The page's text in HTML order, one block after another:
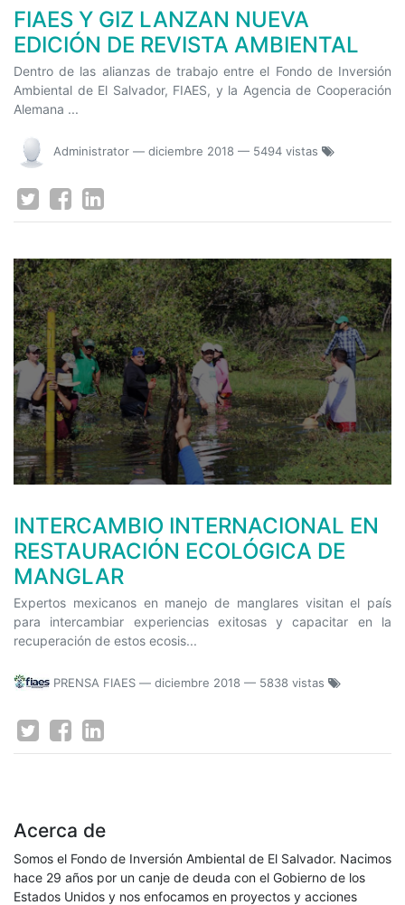
FIAES Y GIZ LANZAN NUEVA
EDICIÓN DE REVISTA AMBIENTAL
Dentro de las alianzas de trabajo entre el Fondo de Inversión
Ambiental de El Salvador, FIAES, y la Agencia de Cooperación
Alemana ...
Administrator — diciembre 2018 — 5494 vistas
INTERCAMBIO INTERNACIONAL EN
RESTAURACIÓN ECOLÓGICA DE
MANGLAR
Expertos mexicanos en manejo de manglares visitan el país
para intercambiar experiencias exitosas y capacitar en la
recuperación de estos ecosis...
PRENSA FIAES — diciembre 2018 — 5838 vistas
Acerca de
Somos el Fondo de Inversión Ambiental de El Salvador. Nacimos
hace 29 años por un canje de deuda con el Gobierno de los
Estados Unidos y nos enfocamos en proyectos y acciones